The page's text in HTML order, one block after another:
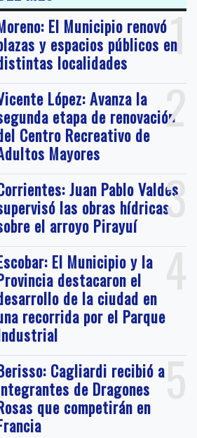
1
El Municipio renovó
y espacios públicos en
localidades
2
López: Avanza la
etapa de renovación
Centro Recreativo de
Mayores
3
Juan Pablo Valdés
las obras hídricas
el arroyo Pirayuí
4
El Municipio y la
destacaron el
de la ciudad en
recorrida por el Parque
5
Cagliardi recibió a
de Dragones
que competirán en